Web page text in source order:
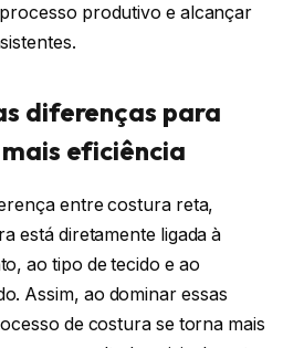
produtivo e alcançar
diferenças para
eficiência
entre costura reta,
está diretamente ligada à
ao tipo de tecido e ao
Assim, ao dominar essas
de costura se torna mais